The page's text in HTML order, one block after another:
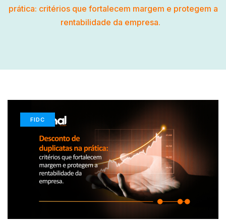
prática: critérios que fortalecem margem e protegem a
rentabilidade da empresa.
FIDC